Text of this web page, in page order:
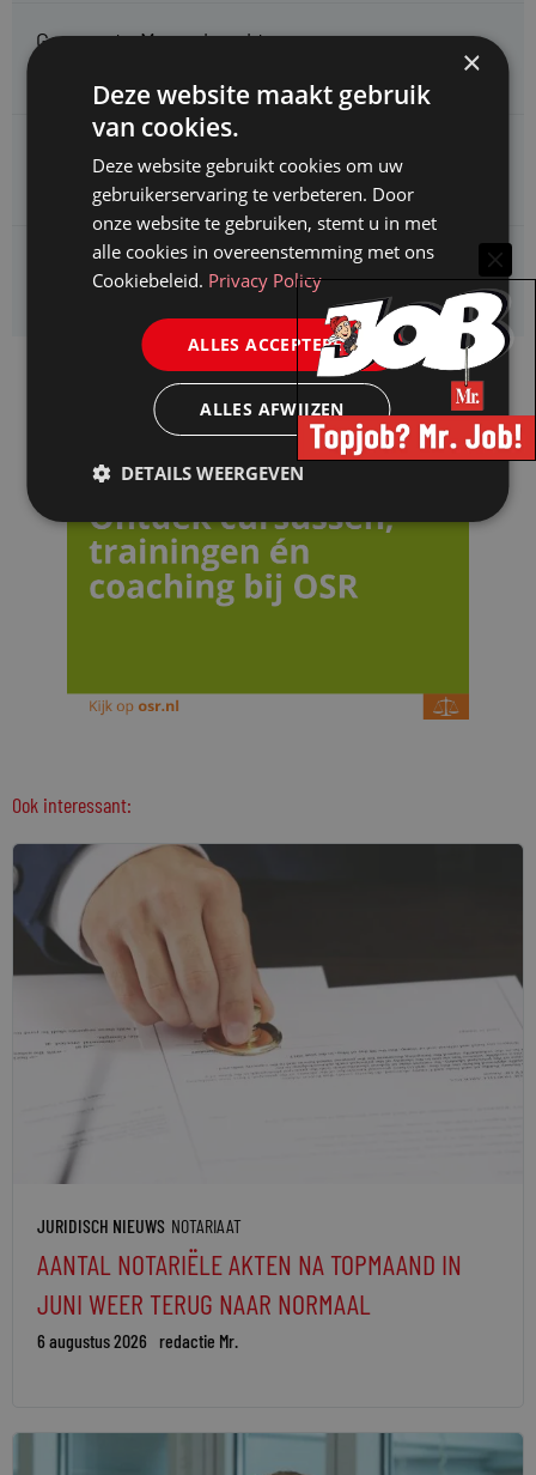
Gemeente Meppel zoekt een
Juridisch adviseur (junior)
Kifid zoekt een
Jurist- secretaris
Ook interessant:
JURIDISCH NIEUWS NOTARIAAT
AANTAL NOTARIËLE AKTEN NA TOPMAAND IN
JUNI WEER TERUG NAAR NORMAAL
6 augustus 2026 redactie Mr.
×
Deze website maakt gebruik
van cookies.
Deze website gebruikt cookies om uw
gebruikerservaring te verbeteren. Door
onze website te gebruiken, stemt u in met
alle cookies in overeenstemming met ons
Cookiebeleid. Privacy Policy
ALLES ACCEPTEREN
ALLES AFWIJZEN
DETAILS WEERGEVEN